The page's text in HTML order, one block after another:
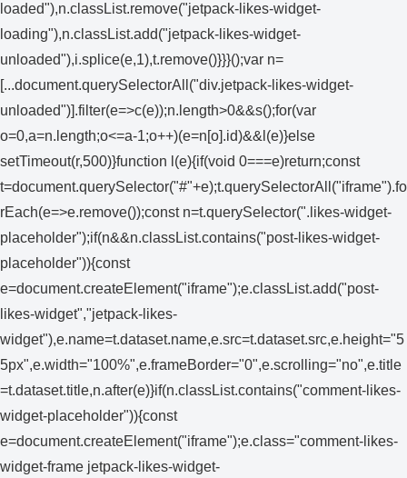
loaded"),n.classList.remove("jetpack-likes-widget-
loading"),n.classList.add("jetpack-likes-widget-
unloaded"),i.splice(e,1),t.remove()}}}();var n=
[...document.querySelectorAll("div.jetpack-likes-widget-
unloaded")].filter(e=>c(e));n.length>0&&s();for(var
o=0,a=n.length;o<=a-1;o++)(e=n[o].id)&&l(e)}else
setTimeout(r,500)}function l(e){if(void 0===e)return;const
t=document.querySelector("#"+e);t.querySelectorAll("iframe").fo
rEach(e=>e.remove());const n=t.querySelector(".likes-widget-
placeholder");if(n&&n.classList.contains("post-likes-widget-
placeholder")){const
e=document.createElement("iframe");e.classList.add("post-
likes-widget","jetpack-likes-
widget"),e.name=t.dataset.name,e.src=t.dataset.src,e.height="5
5px",e.width="100%",e.frameBorder="0",e.scrolling="no",e.title
=t.dataset.title,n.after(e)}if(n.classList.contains("comment-likes-
widget-placeholder")){const
e=document.createElement("iframe");e.class="comment-likes-
widget-frame jetpack-likes-widget-